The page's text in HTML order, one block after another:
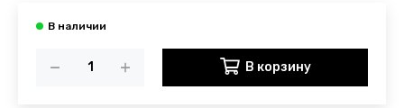
В корзину